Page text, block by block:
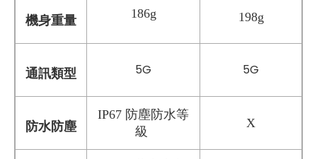
機身重量 186g 198g
通訊類型 5G 5G
防水防塵
IP67 防塵防水等
級
X